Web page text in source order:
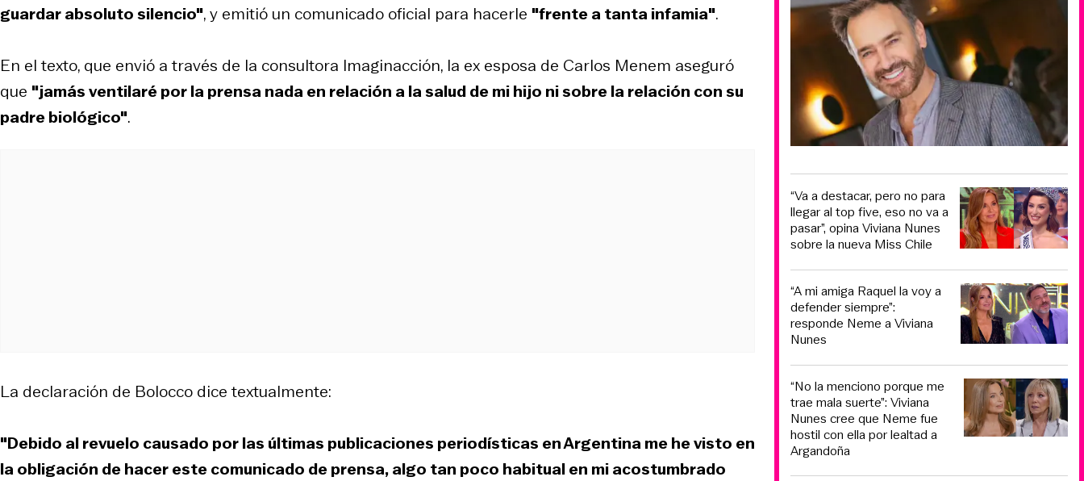
guardar absoluto silencio", y emitió un comunicado oficial para hacerle "frente a tanta infamia".
En el texto, que envió a través de la consultora Imaginacción, la ex esposa de Carlos Menem aseguró
que "jamás ventilaré por la prensa nada en relación a la salud de mi hijo ni sobre la relación con su
padre biológico".
La declaración de Bolocco dice textualmente:
"Debido al revuelo causado por las últimas publicaciones periodísticas en Argentina me he visto en
la obligación de hacer este comunicado de prensa, algo tan poco habitual en mi acostumbrado
“Va a destacar, pero no para
llegar al top five, eso no va a
pasar”, opina Viviana Nunes
sobre la nueva Miss Chile
“A mi amiga Raquel la voy a
defender siempre”:
responde Neme a Viviana
Nunes
“No la menciono porque me
trae mala suerte”: Viviana
Nunes cree que Neme fue
hostil con ella por lealtad a
Argandoña